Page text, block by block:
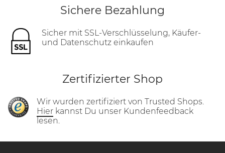
Sichere Bezahlung
Sicher mit SSL-Verschlüsselung, Käufer-
und Datenschutz einkaufen
Zertifizierter Shop
Wir wurden zertifiziert von Trusted Shops.
Hier kannst Du unser Kundenfeedback
lesen.